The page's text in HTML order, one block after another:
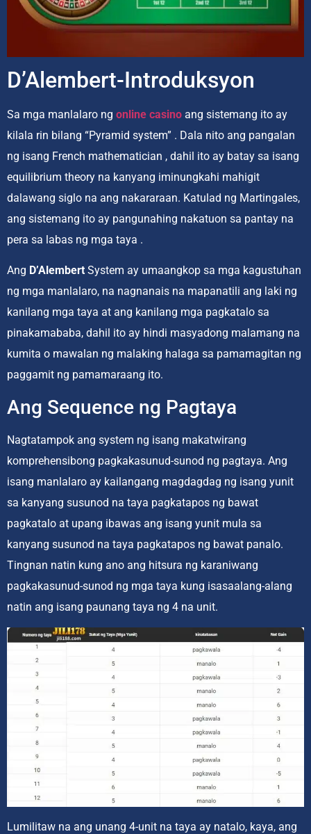
D’Alembert-Introduksyon
Sa mga manlalaro ng online casino ang sistemang ito ay
kilala rin bilang “Pyramid system” . Dala nito ang pangalan
ng isang French mathematician , dahil ito ay batay sa isang
equilibrium theory na kanyang iminungkahi mahigit
dalawang siglo na ang nakararaan. Katulad ng Martingales,
ang sistemang ito ay pangunahing nakatuon sa pantay na
pera sa labas ng mga taya .
Ang D’Alembert System ay umaangkop sa mga kagustuhan
ng mga manlalaro, na nagnanais na mapanatili ang laki ng
kanilang mga taya at ang kanilang mga pagkatalo sa
pinakamababa, dahil ito ay hindi masyadong malamang na
kumita o mawalan ng malaking halaga sa pamamagitan ng
paggamit ng pamamaraang ito.
Ang Sequence ng Pagtaya
Nagtatampok ang system ng isang makatwirang
komprehensibong pagkakasunud-sunod ng pagtaya. Ang
isang manlalaro ay kailangang magdagdag ng isang yunit
sa kanyang susunod na taya pagkatapos ng bawat
pagkatalo at upang ibawas ang isang yunit mula sa
kanyang susunod na taya pagkatapos ng bawat panalo.
Tingnan natin kung ano ang hitsura ng karaniwang
pagkakasunud-sunod ng mga taya kung isasaalang-alang
natin ang isang paunang taya ng 4 na unit.
Lumilitaw na ang unang 4-unit na taya ay natalo, kaya, ang